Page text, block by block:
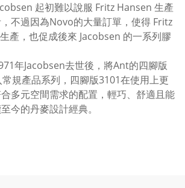
起初難以說服 Fritz Hansen 生產
不過因為Novo的大量訂單，使得 Fritz
產，也促成後來 Jacobsen 的一系列膠
年Jacobsen去世後，將Ant的四腳版
規產品系列，四腳版3101在使用上更
多元空間需求的配置，輕巧、舒適且能
今的丹麥設計經典。